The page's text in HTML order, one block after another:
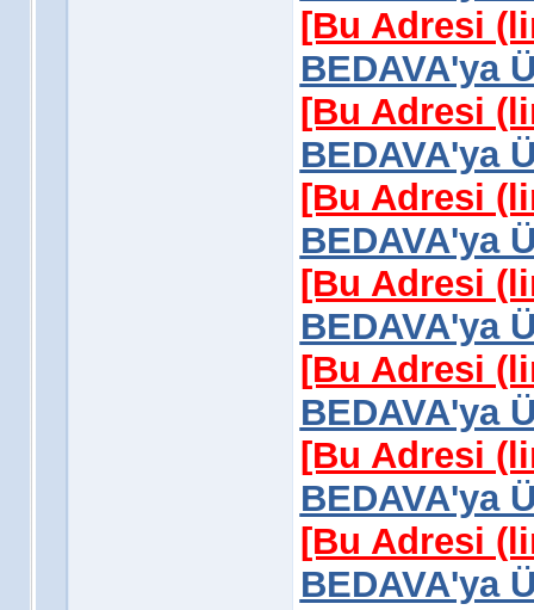
[Bu Adresi
BEDAVA'ya
[Bu Adresi
BEDAVA'ya
[Bu Adresi
BEDAVA'ya
[Bu Adresi
BEDAVA'ya
[Bu Adresi
BEDAVA'ya
[Bu Adresi
BEDAVA'ya
[Bu Adresi
BEDAVA'ya